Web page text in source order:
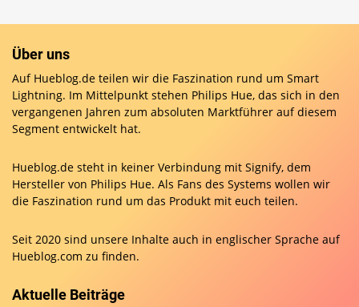
Über uns
Auf Hueblog.de teilen wir die Faszination rund um Smart
Lightning. Im Mittelpunkt stehen Philips Hue, das sich in den
vergangenen Jahren zum absoluten Marktführer auf diesem
Segment entwickelt hat.
Hueblog.de steht in keiner Verbindung mit Signify, dem
Hersteller von Philips Hue. Als Fans des Systems wollen wir
die Faszination rund um das Produkt mit euch teilen.
Seit 2020 sind unsere Inhalte auch in englischer Sprache auf
Hueblog.com zu finden.
Aktuelle Beiträge